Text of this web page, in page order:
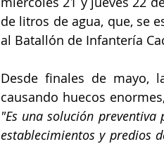
de litros de agua, que, se
al Batallón de Infantería
Desde finales de mayo,
"Es una solución
establecimientos y predios